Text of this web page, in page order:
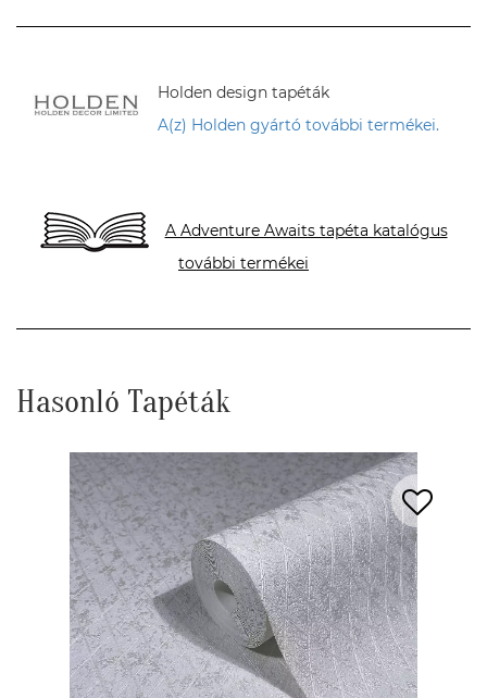
Holden design tapéták
A(z) Holden gyártó további termékei.
A Adventure Awaits tapéta katalógus
további termékei
Hasonló Tapéták